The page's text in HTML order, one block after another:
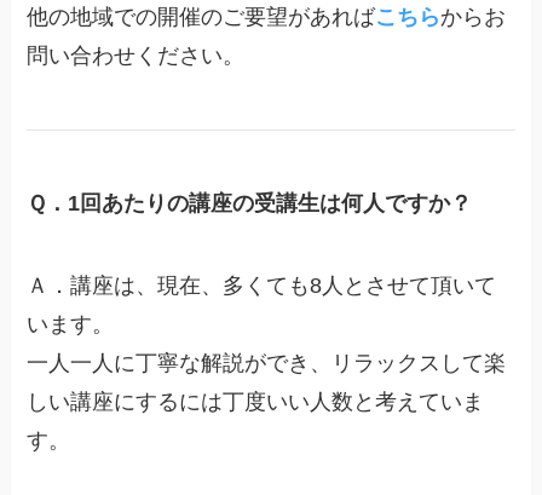
他の地域での開催のご要望があればこちらからお
問い合わせください。
Ｑ．1回あたりの講座の受講生は何人ですか？
Ａ．講座は、現在、多くても8人とさせて頂いて
います。
一人一人に丁寧な解説ができ、リラックスして楽
しい講座にするには丁度いい人数と考えていま
す。